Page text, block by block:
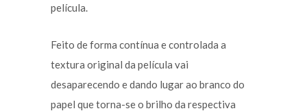
película.
Feito de forma contínua e controlada a
textura original da película vai
desaparecendo e dando lugar ao branco do
papel que torna-se o brilho da respectiva